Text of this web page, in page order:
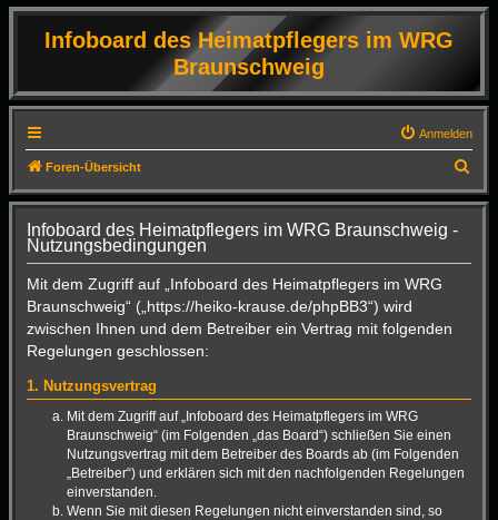
Infoboard des Heimatpflegers im WRG
Braunschweig
Anmelden
Foren-Übersicht
u
Infoboard des Heimatpflegers im WRG Braunschweig -
Nutzungsbedingungen
Mit dem Zugriff auf „Infoboard des Heimatpflegers im WRG
Braunschweig“ („https://heiko-krause.de/phpBB3“) wird
zwischen Ihnen und dem Betreiber ein Vertrag mit folgenden
Regelungen geschlossen:
1. Nutzungsvertrag
Mit dem Zugriff auf „Infoboard des Heimatpflegers im WRG
Braunschweig“ (im Folgenden „das Board“) schließen Sie einen
Nutzungsvertrag mit dem Betreiber des Boards ab (im Folgenden
„Betreiber“) und erklären sich mit den nachfolgenden Regelungen
einverstanden.
Wenn Sie mit diesen Regelungen nicht einverstanden sind, so